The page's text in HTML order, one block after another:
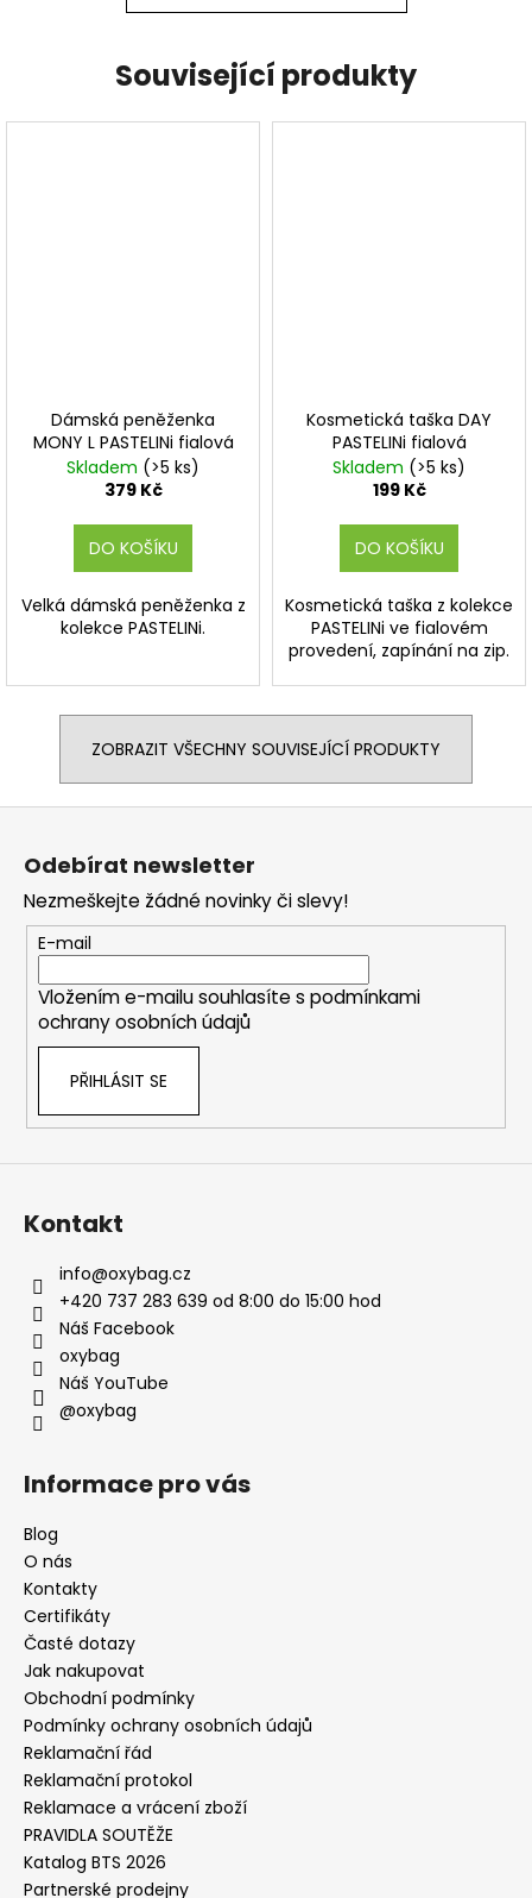
Související produkty
Dámská peněženka
MONY L PASTELINi fialová
Skladem (>5 ks)
379 Kč
DO KOŠÍKU
Velká dámská peněženka z
kolekce PASTELINi.
Kosmetická taška DAY
PASTELINi fialová
Skladem (>5 ks)
199 Kč
DO KOŠÍKU
Kosmetická taška z kolekce
PASTELINi ve fialovém
provedení, zapínání na zip.
ZOBRAZIT VŠECHNY SOUVISEJÍCÍ PRODUKTY
Z
Odebírat newsletter
Nezmeškejte žádné novinky či slevy!
E-mail
Vložením e-mailu souhlasíte s podmínkami
ochrany osobních údajů
PŘIHLÁSIT SE
Kontakt
info@oxybag.cz
+420 737 283 639 od 8:00 do 15:00 hod
Náš Facebook
oxybag
Náš YouTube
@oxybag
Informace pro vás
Blog
O nás
Kontakty
Certifikáty
Časté dotazy
Jak nakupovat
Obchodní podmínky
Podmínky ochrany osobních údajů
Reklamační řád
Reklamační protokol
Reklamace a vrácení zboží
PRAVIDLA SOUTĚŽE
Katalog BTS 2026
Partnerské prodejny